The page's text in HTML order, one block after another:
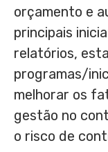
orçamento e
principais
relatórios,
programas/
melhorar os
gestão no
o risco de